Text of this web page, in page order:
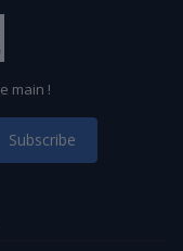
main !
Subscribe